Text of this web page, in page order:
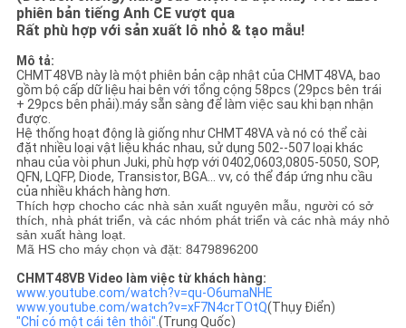
WEB
CHÍNH
SÁCH
BẢO
MẬT
phiên bản tiếng Anh CE vượt qua
Rất phù hợp với sản xuất lô nhỏ & tạo mẫu!
Mô tả:
CHMT48VB này là một phiên bản cập nhật của CHMT48VA, bao
gồm bộ cấp dữ liệu hai bên với tổng cộng 58pcs (29pcs bên trái
+ 29pcs bên phải).máy sẵn sàng để làm việc sau khi bạn nhận
được.
Hệ thống hoạt động là giống như CHMT48VA và nó có thể cài
đặt nhiều loại vật liệu khác nhau, sử dụng 502--507 loại khác
nhau của vòi phun Juki, phù hợp với 0402,0603,0805-5050, SOP,
QFN, LQFP, Diode, Transistor, BGA... vv, có thể đáp ứng nhu cầu
của nhiều khách hàng hơn.
Thích hợp chocho các nhà sản xuất nguyên mẫu, người có sở
thích, nhà phát triển, và các nhóm phát triển và các nhà máy nhỏ
sản xuất hàng loạt.
Mã HS cho máy chọn và đặt: 8479896200
CHMT48VB Video làm việc từ khách hàng:
www.youtube.com/watch?v=qu-O6umaNHE
www.youtube.com/watch?v=xF7N4crTOtQ(Thụy Điển)
"Chỉ có một cái tên thôi".(Trung Quốc)